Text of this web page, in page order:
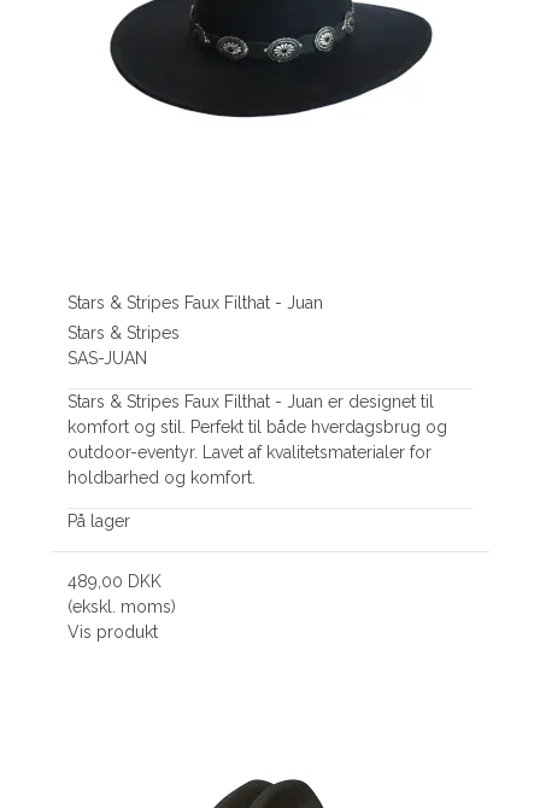
Stars & Stripes Faux Filthat - Juan
Stars & Stripes
SAS-JUAN
Stars & Stripes Faux Filthat - Juan er designet til
komfort og stil. Perfekt til både hverdagsbrug og
outdoor-eventyr. Lavet af kvalitetsmaterialer for
holdbarhed og komfort.
På lager
489,00 DKK
(ekskl. moms)
Vis produkt